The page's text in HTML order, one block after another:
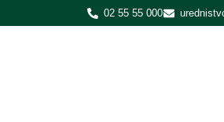
02 55 55 000